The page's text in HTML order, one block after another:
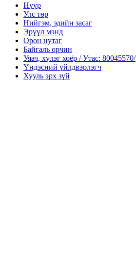
Нүүр
Улс төр
Нийгэм, эдийн засаг
Эрүүл мэнд
Орон нутаг
Байгаль орчин
Уяач, хүлэг хоёр / Утас: 80045570/
Үндэсний үйлдвэрлэгч
Хууль эрх зүй